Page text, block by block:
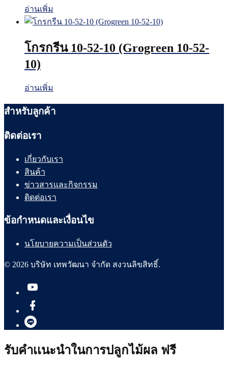
อ่านเพิ่ม
โกรกรีน 10-52-10 (Grogreen 10-52-
10)
อ่านเพิ่ม
สำหรับลูกค้า
ติดต่อเรา
เกี่ยวกับเรา
สินค้า
ข่าวสารและกิจกรรม
ติดต่อเรา
ข้อกำหนดและเงื่อนไข
นโยบายความเป็นส่วนตัว
© 2026 บริษัท เทพวัฒนา จำกัด สงวนลิขสิทธิ์.
รับคำเเนะนำในการปลูกไม้ผล ฟรี